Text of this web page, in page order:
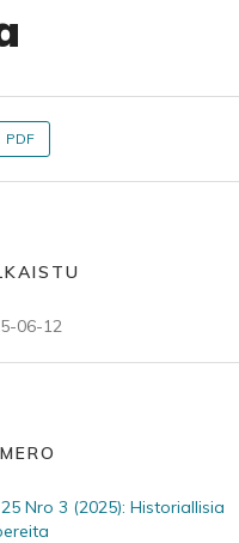
PDF
06-12
Nro 3 (2025): Historiallisia